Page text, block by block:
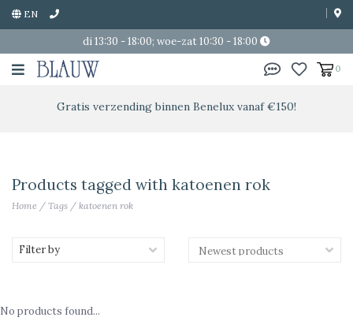
EN
di 13:30 - 18:00; woe-zat 10:30 - 18:00
0
Gratis verzending binnen Benelux vanaf €150!
Products tagged with katoenen rok
Home / Tags / katoenen rok
Filter by
No products found...